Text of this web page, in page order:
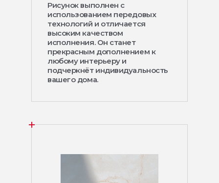
Рисунок выполнен с
использованием передовых
технологий и отличается
высоким качеством
исполнения. Он станет
прекрасным дополнением к
любому интерьеру и
подчеркнёт индивидуальность
вашего дома.